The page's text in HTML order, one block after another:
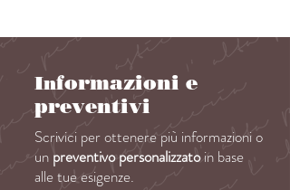
Informazioni e
preventivi
Scrivici per ottenere più informazioni o
un preventivo personalizzatoin base
alle tue esigenze.